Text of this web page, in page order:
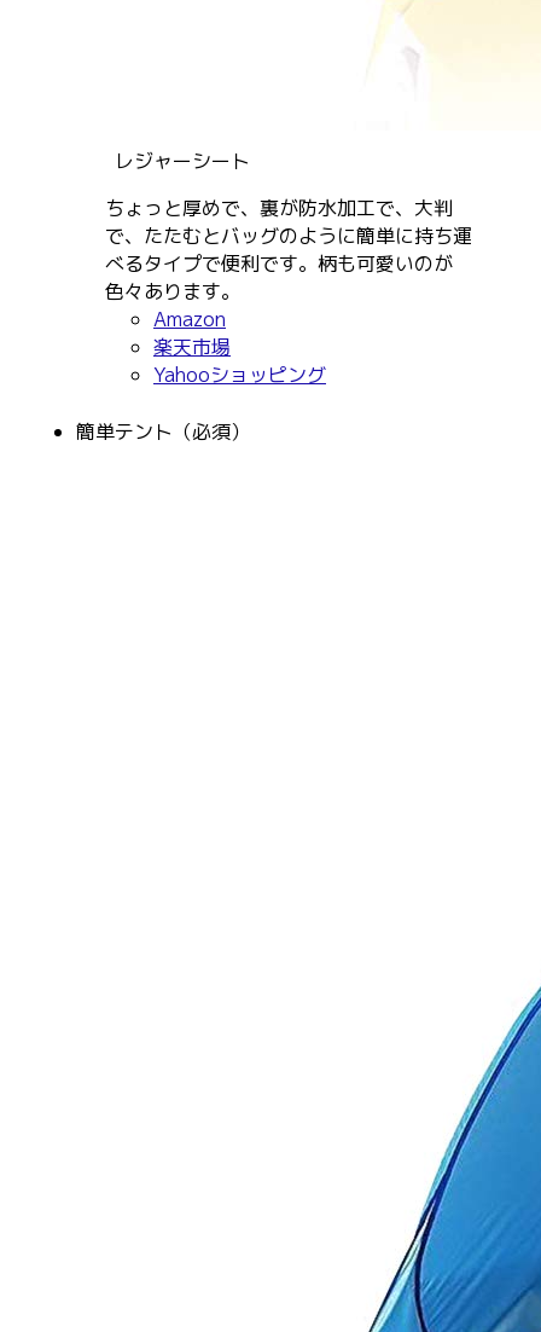
レジャーシート
ちょっと厚めで、裏が防水加工で、大判
で、たたむとバッグのように簡単に持ち運
べるタイプで便利です。柄も可愛いのが
色々あります。
Amazon
楽天市場
Yahooショッピング
簡単テント（必須）